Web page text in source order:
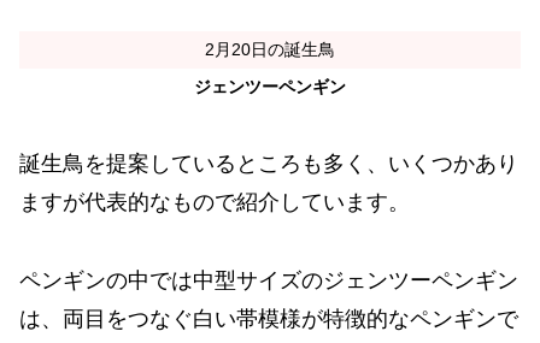
2月20日の誕生鳥
ジェンツーペンギン
誕生鳥を提案しているところも多く、いくつかあり
ますが代表的なもので紹介しています。
ペンギンの中では中型サイズのジェンツーペンギン
は、両目をつなぐ白い帯模様が特徴的なペンギンで